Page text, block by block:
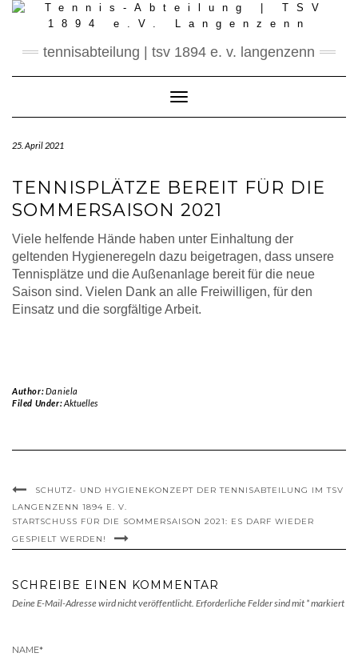
Skip
tennisabteilung | tsv 1894 e. v. langenzenn
Toggle Navigation
25. April 2021
TENNISPLÄTZE BEREIT FÜR DIE
SOMMERSAISON 2021
Viele helfende Hände haben unter Einhaltung der
geltenden Hygieneregeln dazu beigetragen, dass unsere
Tennisplätze und die Außenanlage bereit für die neue
Saison sind. Vielen Dank an alle Freiwilligen, für den
Einsatz und die sorgfältige Arbeit.
Author:Daniela
Filed Under:Aktuelles
SCHUTZ- UND HYGIENEKONZEPT DER TENNISABTEILUNG IM TSV
LANGENZENN 1894 E. V.
STARTSCHUSS FÜR DIE SOMMERSAISON 2021: ES DARF WIEDER
GESPIELT WERDEN!
SCHREIBE EINEN KOMMENTAR
Deine E-Mail-Adresse wird nicht veröffentlicht. Erforderliche Felder sind mit *markiert
NAME*